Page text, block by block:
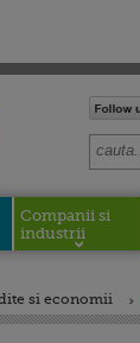
Companii si
industrii
si economii